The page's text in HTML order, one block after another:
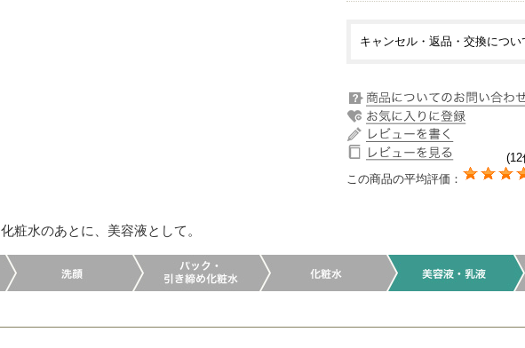
キャンセル・返品・交換につい
(12
この商品の平均評価：
化粧水のあとに、美容液として。